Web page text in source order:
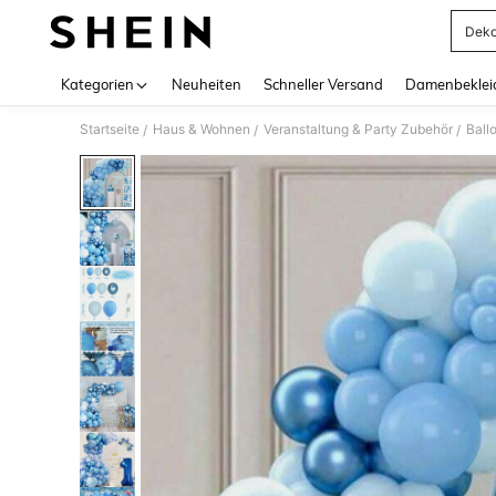
Kategorien Neuheiten Schneller Versand
Startseite / Haus & Wohnen / Veranstaltung & Party Zubehör /